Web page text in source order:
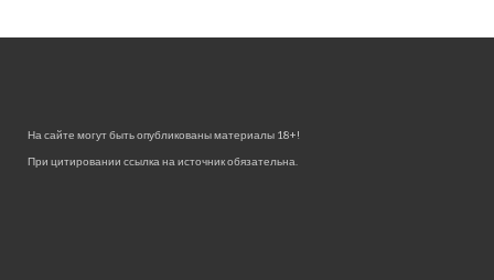
На сайте могут быть опубликованы материалы 18+!
При цитировании ссылка на источник обязательна.